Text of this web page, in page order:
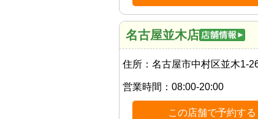
名古屋並木店
住所： 名古屋市中村区並木1-
営業時間： 08:00-20:00
この店舗で予約する